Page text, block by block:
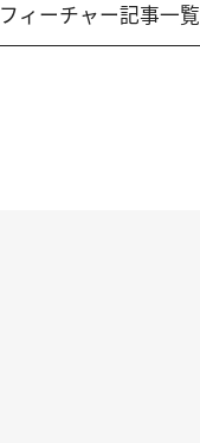
フィーチャー記事一覧